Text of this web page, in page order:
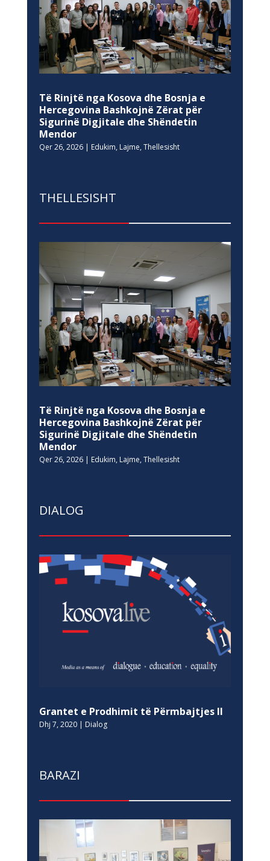
Të Rinjtë nga Kosova dhe Bosnja e
Hercegovina Bashkojnë Zërat për
Sigurinë Digjitale dhe Shëndetin
Mendor
Qer 26, 2026| Edukim, Lajme, Thellesisht
THELLESISHT
Të Rinjtë nga Kosova dhe Bosnja e
Hercegovina Bashkojnë Zërat për
Sigurinë Digjitale dhe Shëndetin
Mendor
Qer 26, 2026| Edukim, Lajme, Thellesisht
DIALOG
Grantet e Prodhimit të Përmbajtjes II
Dhj 7, 2020| Dialog
BARAZI